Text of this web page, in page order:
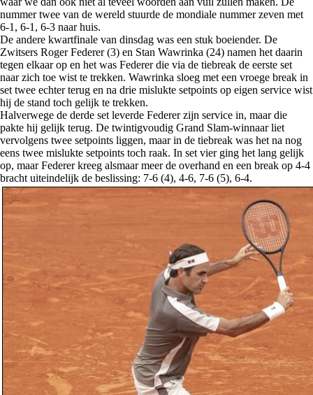
nummer twee van de wereld stuurde de mondiale nummer zeven met
6-1, 6-1, 6-3 naar huis.
De andere kwartfinale van dinsdag was een stuk boeiender. De
Zwitsers Roger Federer (3) en Stan Wawrinka (24) namen het daarin
tegen elkaar op en het was Federer die via de tiebreak de eerste set
naar zich toe wist te trekken. Wawrinka sloeg met een vroege break in
set twee echter terug en na drie mislukte setpoints op eigen service wist
hij de stand toch gelijk te trekken.
Halverwege de derde set leverde Federer zijn service in, maar die
pakte hij gelijk terug. De twintigvoudig Grand Slam-winnaar liet
vervolgens twee setpoints liggen, maar in de tiebreak was het na nog
eens twee mislukte setpoints toch raak. In set vier ging het lang gelijk
op, maar Federer kreeg alsmaar meer de overhand en een break op 4-4
bracht uiteindelijk de beslissing: 7-6 (4), 4-6, 7-6 (5), 6-4.